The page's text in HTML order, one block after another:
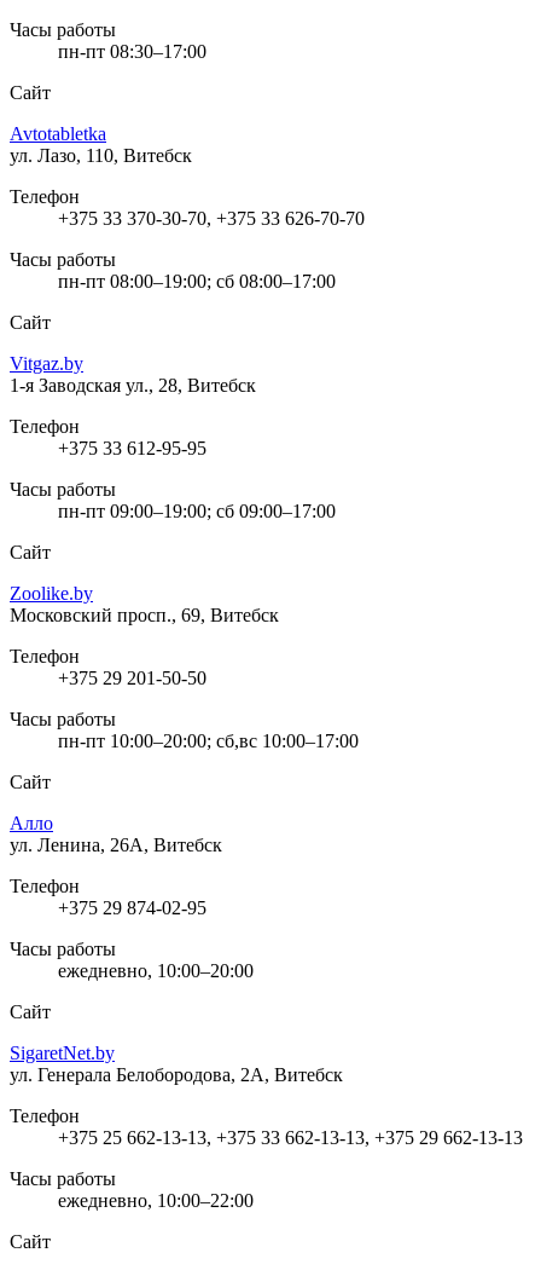
Часы работы
пн-пт 08:30–17:00
Сайт
Avtotabletka
ул. Лазо, 110, Витебск
Телефон
+375 33 370-30-70, +375 33 626-70-70
Часы работы
пн-пт 08:00–19:00; сб 08:00–17:00
Сайт
Vitgaz.by
1-я Заводская ул., 28, Витебск
Телефон
+375 33 612-95-95
Часы работы
пн-пт 09:00–19:00; сб 09:00–17:00
Сайт
Zoolike.by
Московский просп., 69, Витебск
Телефон
+375 29 201-50-50
Часы работы
пн-пт 10:00–20:00; сб,вс 10:00–17:00
Сайт
Алло
ул. Ленина, 26А, Витебск
Телефон
+375 29 874-02-95
Часы работы
ежедневно, 10:00–20:00
Сайт
SigaretNet.by
ул. Генерала Белобородова, 2А, Витебск
Телефон
+375 25 662-13-13, +375 33 662-13-13, +375 29 662-13-13
Часы работы
ежедневно, 10:00–22:00
Сайт